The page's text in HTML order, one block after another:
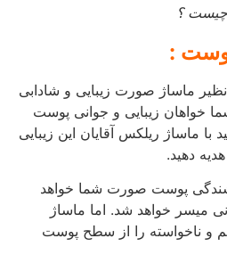
؟
:
ماساژ صورت زیبایی و شادابی
زیبایی و جوانی پوست
ماساژ ریلکس آقایان این زیبایی
دهید.
پوست صورت شما خواهد
خواهد شد. اما ماساژ
و ناخواسته را از سطح پوست